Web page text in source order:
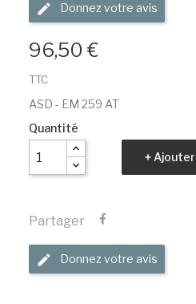
Donnez votre avis
96,50 €
TTC
ASD - EM 259 AT
Quantité
Ajouter
Partager
Donnez votre avis